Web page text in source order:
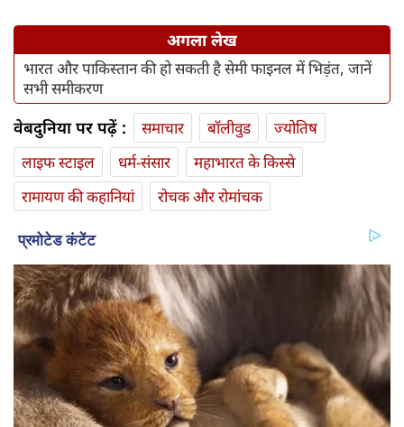
अगला लेख
भारत और पाकिस्तान की हो सकती है सेमी फाइनल में भिड़ंत, जानें
सभी समीकरण
वेबदुनिया पर पढ़ें : समाचार बॉलीवुड
ज्योतिष
लाइफ स्‍टाइल
धर्म-संसार
महाभारत के किस्से
रामायण की कहानियां
रोचक और रोमांचक